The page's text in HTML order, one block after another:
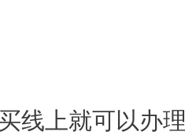
线上就可以办理